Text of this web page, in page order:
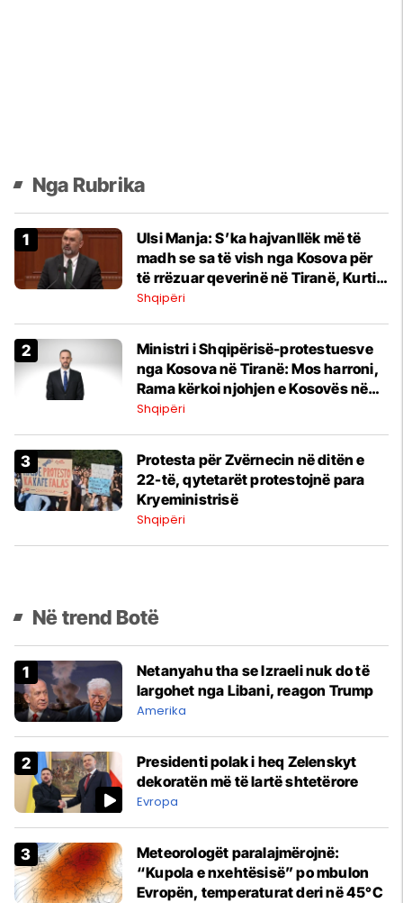
Nga Rubrika
Ulsi Manja: S’ka hajvanllëk më të
madh se sa të vish nga Kosova për
të rrëzuar qeverinë në Tiranë, Kurti
pse nuk distancohet?
Shqipëri
Ministri i Shqipërisë-protestuesve
nga Kosova në Tiranë: Mos harroni,
Rama kërkoi njohjen e Kosovës në
mes të Beogradit
Shqipëri
​Protesta për Zvërnecin në ditën e
22-të, qytetarët protestojnë para
Kryeministrisë
Shqipëri
Në trend Botë
Netanyahu tha se Izraeli nuk do të
largohet nga Libani, reagon Trump
Amerika
Presidenti polak i heq Zelenskyt
dekoratën më të lartë shtetërore
Evropa
Meteorologët paralajmërojnë:
“Kupola e nxehtësisë” po mbulon
Evropën, temperaturat deri në 45°C